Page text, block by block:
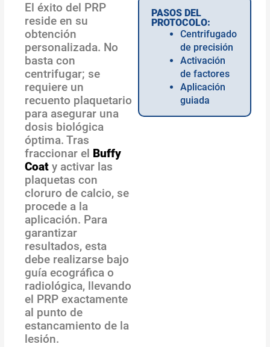
El éxito del PRP
reside en su
obtención
personalizada. No
basta con
centrifugar; se
requiere un
recuento plaquetario
para asegurar una
dosis biológica
óptima. Tras
fraccionar el Buffy
Coat y activar las
plaquetas con
cloruro de calcio, se
procede a la
aplicación. Para
garantizar
resultados, esta
debe realizarse bajo
guía ecográfica o
radiológica, llevando
el PRP exactamente
al punto de
estancamiento de la
lesión.
PASOS DEL
PROTOCOLO:
Centrifugado
de precisión
Activación
de factores
Aplicación
guiada